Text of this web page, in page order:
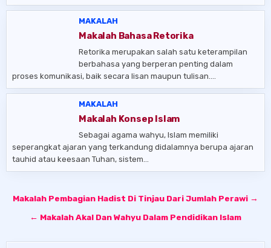
MAKALAH
Makalah Bahasa Retorika
Retorika merupakan salah satu keterampilan
berbahasa yang berperan penting dalam
proses komunikasi, baik secara lisan maupun tulisan….
MAKALAH
Makalah Konsep Islam
Sebagai agama wahyu, Islam memiliki
seperangkat ajaran yang terkandung didalamnya berupa ajaran
tauhid atau keesaan Tuhan, sistem…
Post
Makalah Pembagian Hadist Di Tinjau Dari Jumlah Perawi →
← Makalah Akal Dan Wahyu Dalam Pendidikan Islam